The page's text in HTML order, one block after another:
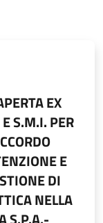
EX
S.M.I. PER
E
DI
NELLA